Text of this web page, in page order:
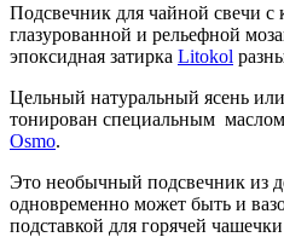
Подсвечник для чайной свечи с
глазурованной и рельефной
эпоксидная затирка Litokol
Цельный натуральный ясень
тонирован специальным
Osmo.
Это необычный подсвечник из
одновременно может быть и
подставкой для горячей